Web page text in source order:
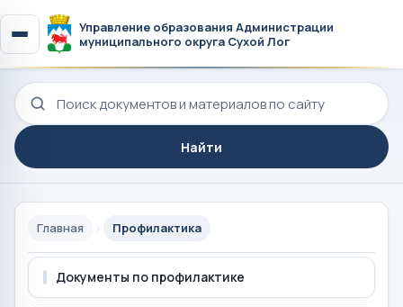
Управление образования Администрации
муниципального округа Сухой Лог
Поиск по сайту
Найти
Главная Профилактика
Документы по профилактике